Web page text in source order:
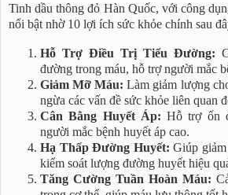
Tinh dầu thông đỏ Hàn Quốc, với công
nổi bật nhờ 10 lợi ích sức khỏe chính sau
Hỗ Trợ Điều Trị Tiểu Đường:
đường trong máu, hỗ trợ người mắc
Giảm Mỡ Máu: Làm giảm lượng
ngừa các vấn đề sức khỏe liên quan
Cân Bằng Huyết Áp: Hỗ trợ ổn
người mắc bệnh huyết áp cao.
Hạ Thấp Đường Huyết: Giúp
kiểm soát lượng đường huyết hiệu
Tăng Cường Tuần Hoàn Máu: